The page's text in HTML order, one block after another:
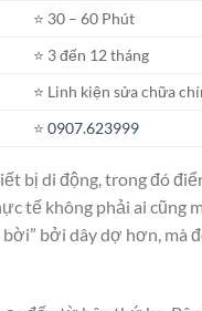
⭐️ 30 – 60 Phút
⭐️ 3 đến 12 tháng
⭐️ Linh kiện sửa chữa
⭐️0907.623999
bị di động, trong đó
tế không phải ai cũng
bởi dây dợ hơn, mà